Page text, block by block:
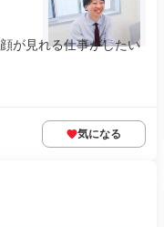
が見れる仕事がしたい
気になる